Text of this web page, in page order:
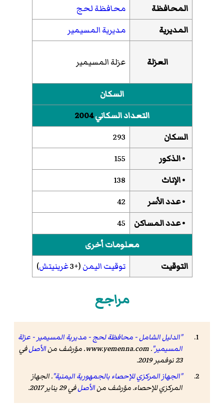
المحافظة
محافظة لحج
المديرية
مديرية المسيمير
العزلة عزلة المسيمير
السكان
التعداد السكاني2004
السكان
293
• الذكور
155
• الإناث
138
• عدد الأسر
42
• عدد المساكن
45
معلومات أخرى
التوقيت
توقيت اليمن(+3 غرينيتش)
مراجع
"الدليل الشامل - محافظة لحج - مديرية المسيمير - عزلة
المسيمير".
www.yemenna.com. مؤرشف منالأصلفي
23 نوفمبر 2019
.
"الجهاز المركزي للإحصاء بالجمهورية اليمنية". الجهاز
المركزي للإحصاء. مؤرشف منالأصلفي 29 يناير 2017 .